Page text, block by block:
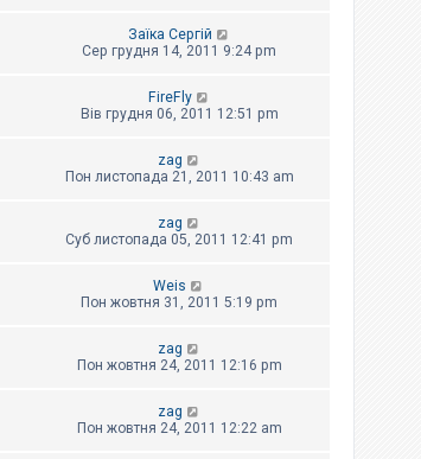
Заїка Сергій
Сер грудня 14, 2011 9:24 pm
FireFly
Вів грудня 06, 2011 12:51 pm
zag
Пон листопада 21, 2011 10:43 am
zag
Суб листопада 05, 2011 12:41 pm
Weis
Пон жовтня 31, 2011 5:19 pm
zag
Пон жовтня 24, 2011 12:16 pm
zag
Пон жовтня 24, 2011 12:22 am